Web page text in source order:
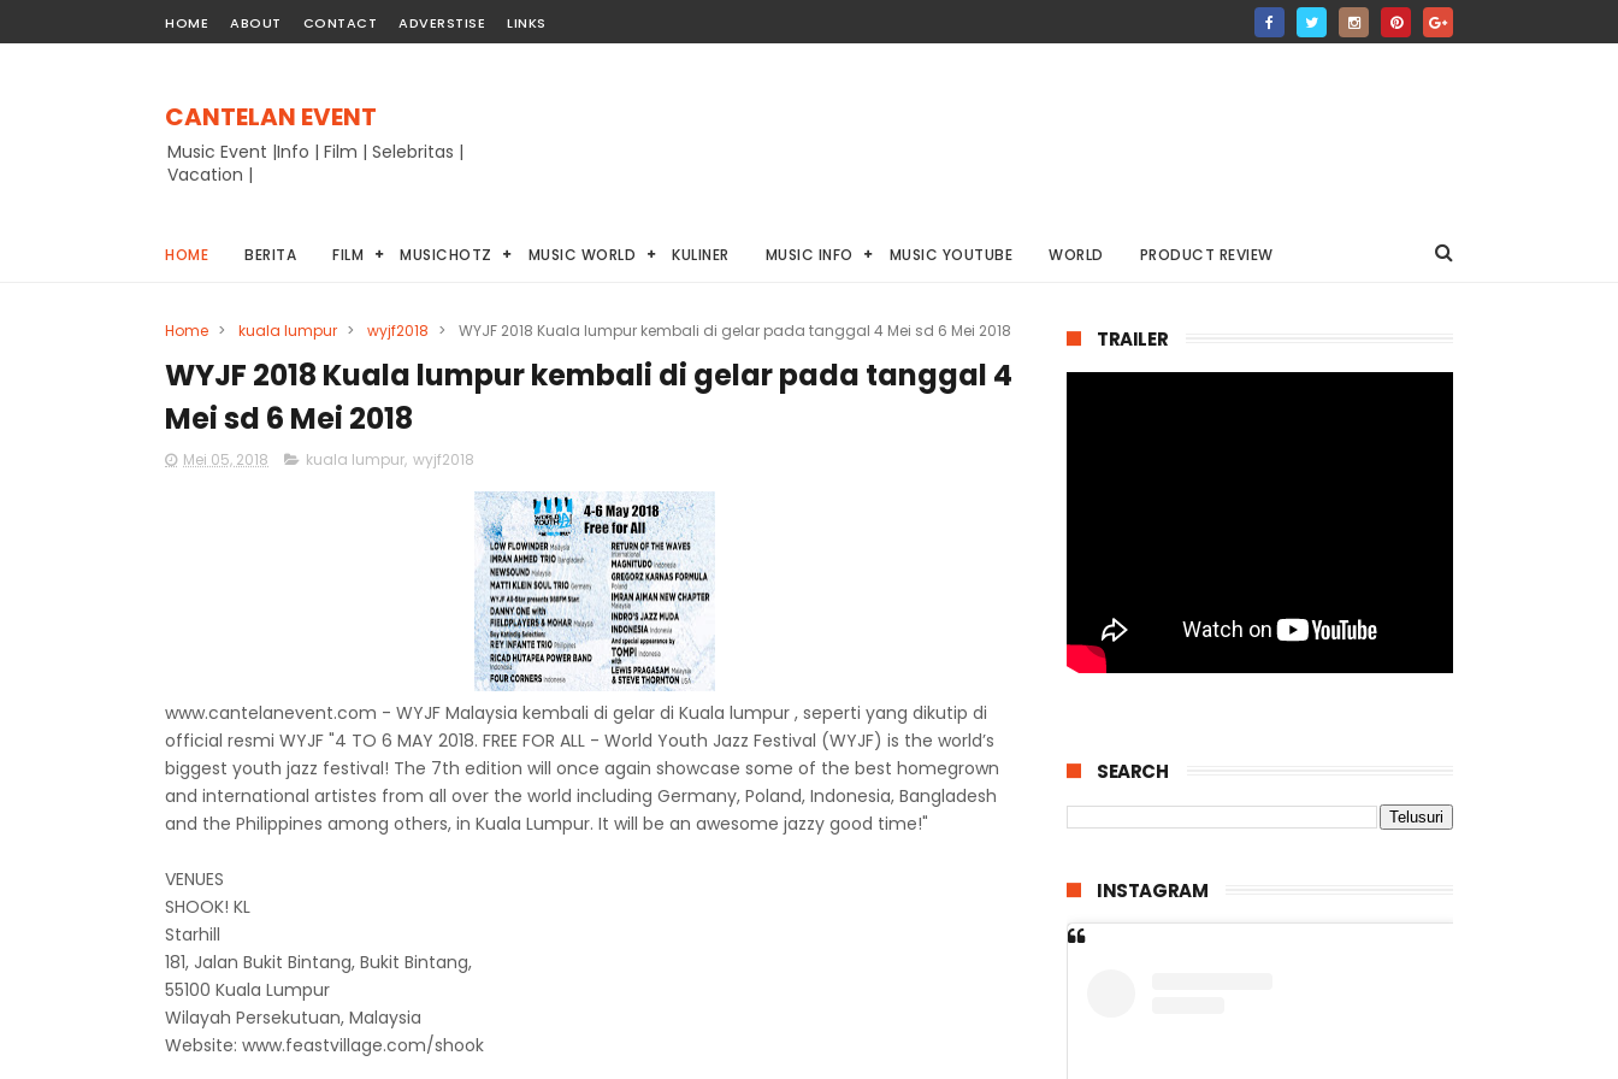
HOME ABOUT CONTACT ADVERSTISE LINKS
CANTELAN EVENT
Music Event |Info | Film | Selebritas |
Vacation |
HOME BERITA FILM MUSICHOTZ MUSIC WORLD KULINER MUSIC INFO MUSIC YOUTUBE WORLD PRODUCT REVIEW
Home > kuala lumpur > wyjf2018 > WYJF 2018 Kuala lumpur kembali di gelar pada tanggal 4 Mei sd 6 Mei 2018
WYJF 2018 Kuala lumpur kembali di gelar pada tanggal 4
Mei sd 6 Mei 2018
Mei 05, 2018 kuala lumpur, wyjf2018
www.cantelanevent.com - WYJF Malaysia kembali di gelar di Kuala lumpur , seperti yang dikutip di
official resmi WYJF "4 TO 6 MAY 2018. FREE FOR ALL - World Youth Jazz Festival (WYJF) is the world’s
biggest youth jazz festival! The 7th edition will once again showcase some of the best homegrown
and international artistes from all over the world including Germany, Poland, Indonesia, Bangladesh
and the Philippines among others, in Kuala Lumpur. It will be an awesome jazzy good time!"
VENUES
SHOOK! KL
Starhill
181, Jalan Bukit Bintang, Bukit Bintang,
55100 Kuala Lumpur
Wilayah Persekutuan, Malaysia
Website: www.feastvillage.com/shook
TRAILER
SEARCH
INSTAGRAM